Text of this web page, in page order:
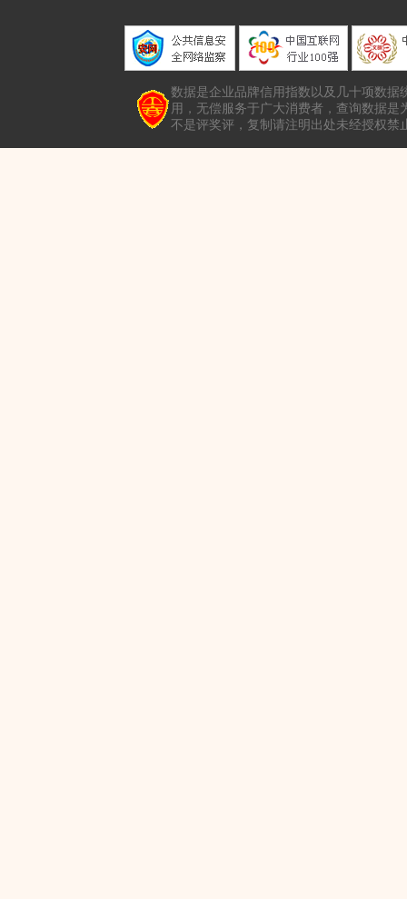
数据是企业品牌信用指数以及几十项数
用，无偿服务于广大消费者，查询数据
不是评奖评，复制请注明出处未经授权禁